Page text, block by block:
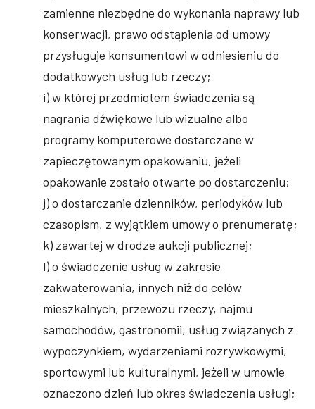
zamienne niezbędne do wykonania naprawy lub
konserwacji, prawo odstąpienia od umowy
przysługuje konsumentowi w odniesieniu do
dodatkowych usług lub rzeczy;
i) w której przedmiotem świadczenia są
nagrania dźwiękowe lub wizualne albo
programy komputerowe dostarczane w
zapieczętowanym opakowaniu, jeżeli
opakowanie zostało otwarte po dostarczeniu;
j) o dostarczanie dzienników, periodyków lub
czasopism, z wyjątkiem umowy o prenumeratę;
k) zawartej w drodze aukcji publicznej;
l) o świadczenie usług w zakresie
zakwaterowania, innych niż do celów
mieszkalnych, przewozu rzeczy, najmu
samochodów, gastronomii, usług związanych z
wypoczynkiem, wydarzeniami rozrywkowymi,
sportowymi lub kulturalnymi, jeżeli w umowie
oznaczono dzień lub okres świadczenia usługi;